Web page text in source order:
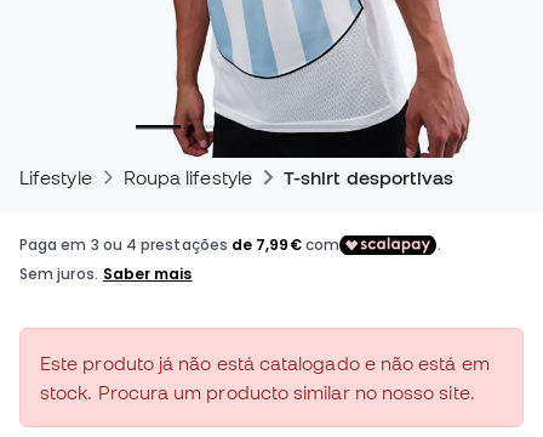
Lifestyle Roupa lifestyle T-shirt desportivas
Este produto já não está catalogado e não está em
stock. Procura um producto similar no nosso site.